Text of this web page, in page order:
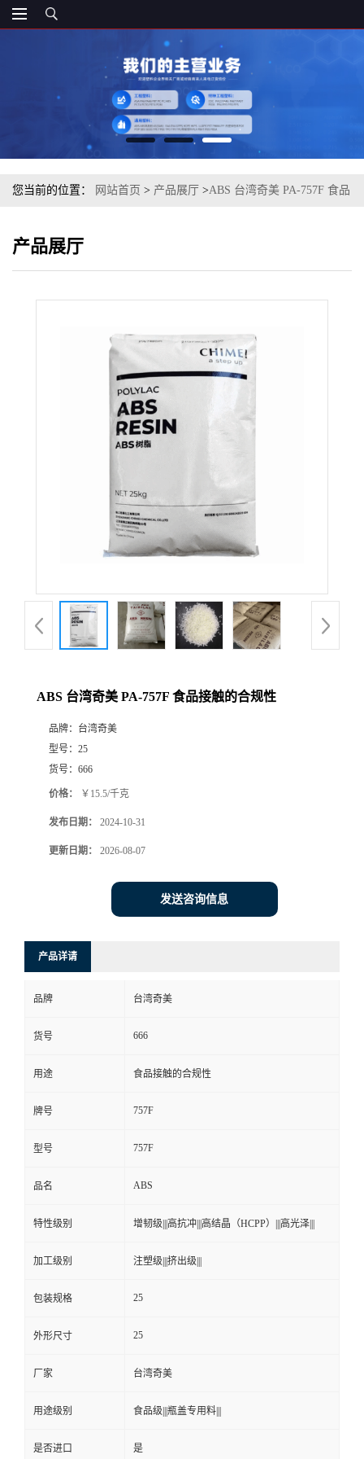
您当前的位置： 网站首页 > 产品展厅 >ABS 台湾奇美 PA-757F 食品
产品展厅
ABS 台湾奇美 PA-757F 食品接触的合规性
品牌： 台湾奇美
型号： 25
货号： 666
价格： ￥15.5/千克
发布日期： 2024-10-31
更新日期： 2026-08-07
发送咨询信息
产品详请
品牌 台湾奇美
货号 666
用途 食品接触的合规性
牌号 757F
型号 757F
品名 ABS
特性级别 增韧级|||高抗冲|||高结晶（HCPP）|||高光泽|||
加工级别 注塑级|||挤出级|||
包装规格 25
外形尺寸 25
厂家 台湾奇美
用途级别 食品级|||瓶盖专用料|||
是否进口 是